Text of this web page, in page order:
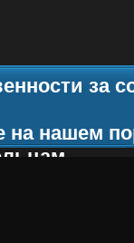
за
нашем